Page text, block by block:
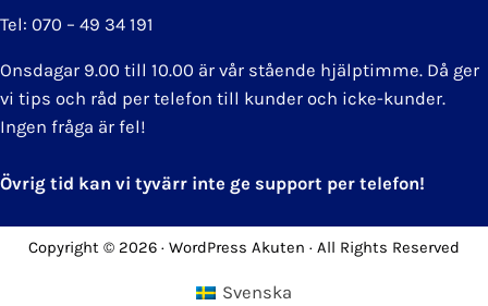
Tel: 070 – 49 34 191
Onsdagar 9.00 till 10.00 är vår stående hjälptimme. Då ger
vi tips och råd per telefon till kunder och icke-kunder.
Ingen fråga är fel!
Övrig tid kan vi tyvärr inte ge support per telefon!
Copyright © 2026 · WordPress Akuten · All Rights Reserved
Svenska